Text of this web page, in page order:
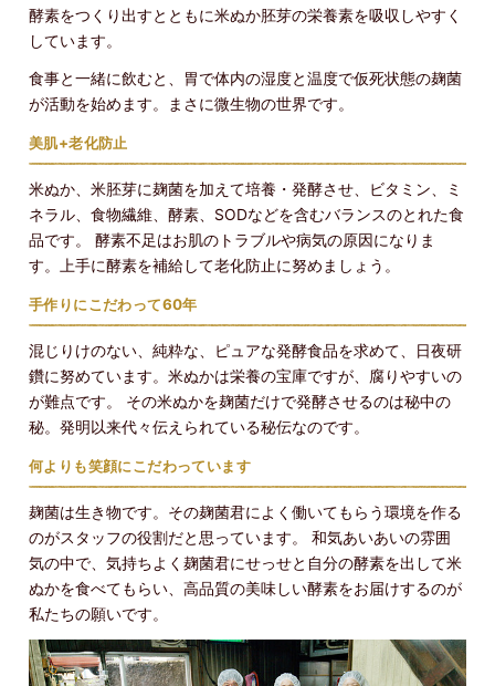
酵素をつくり出すとともに米ぬか胚芽の栄養素を吸収しやすく
しています。
食事と一緒に飲むと、胃で体内の湿度と温度で仮死状態の麹菌
が活動を始めます。まさに微生物の世界です。
美肌+老化防止
米ぬか、米胚芽に麹菌を加えて培養・発酵させ、ビタミン、ミ
ネラル、食物繊維、酵素、SODなどを含むバランスのとれた食
品です。 酵素不足はお肌のトラブルや病気の原因になりま
す。上手に酵素を補給して老化防止に努めましょう。
手作りにこだわって60年
混じりけのない、純粋な、ピュアな発酵食品を求めて、日夜研
鑽に努めています。米ぬかは栄養の宝庫ですが、腐りやすいの
が難点です。 その米ぬかを麹菌だけで発酵させるのは秘中の
秘。発明以来代々伝えられている秘伝なのです。
何よりも笑顔にこだわっています
麹菌は生き物です。その麹菌君によく働いてもらう環境を作る
のがスタッフの役割だと思っています。 和気あいあいの雰囲
気の中で、気持ちよく麹菌君にせっせと自分の酵素を出して米
ぬかを食べてもらい、高品質の美味しい酵素をお届けするのが
私たちの願いです。